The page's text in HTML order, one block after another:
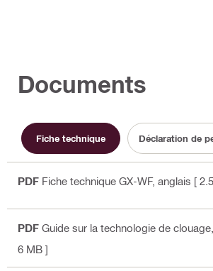
Documents
Fiche technique Déclaration de
PDF Fiche technique GX-WF, anglais [
PDF Guide sur la technologie de clouage
6 MB ]